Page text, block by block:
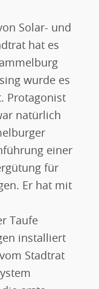
Solar- und
hat es
wurde es
Protagonist
natürlich
einer
für
Er hat mit
Taufe
installiert
Stadtrat